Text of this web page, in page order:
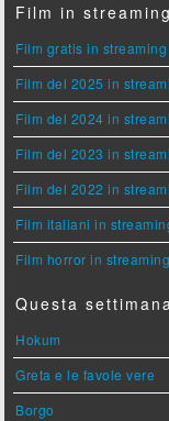
Film in streaming
Film gratis in streaming
Film del 2025 in
Film del 2024 in
Film del 2023 in
Film del 2022 in
Film italiani in
Film horror in streaming
Questa
Hokum
Greta e le favole vere
Borgo